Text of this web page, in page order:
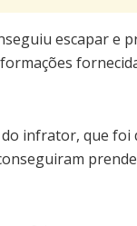
escapar e
infrator, que